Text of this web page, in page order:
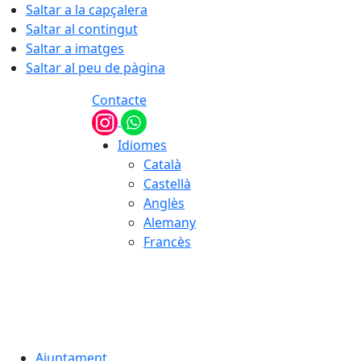
Saltar a la capçalera
Saltar al contingut
Saltar a imatges
Saltar al peu de pàgina
Contacte
Idiomes
Català
Castellà
Anglès
Alemany
Francès